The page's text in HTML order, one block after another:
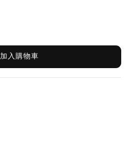
加入購物車